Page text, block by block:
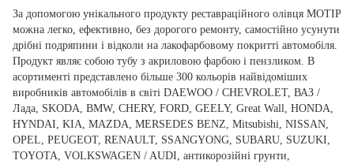
За допомогою унікального продукту реставраційного олівця MOTIP
можна легко, ефективно, без дорогого ремонту, самостійно усунути
дрібні подряпини і відколи на лакофарбовому покритті автомобіля.
Продукт являє собою тубу з акриловою фарбою і пензликом. В
асортименті представлено більше 300 кольорів найвідоміших
виробників автомобілів в світі DAEWOO / CHEVROLET, ВАЗ /
Лада, SKODA, BMW, CHERY, FORD, GEELY, Great Wall, HONDA,
HYNDAI, KIA, MAZDA, MERSEDES BENZ, Mitsubishi, NISSAN,
OPEL, PEUGEOT, RENAULT, SSANGYONG, SUBARU, SUZUKI,
TOYOTA, VOLKSWAGEN / AUDI, антикорозійні грунти,